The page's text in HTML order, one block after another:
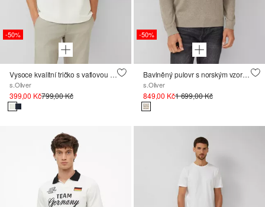
-50%
Vysoce kvalitní tričko s vaflovou strukturou v moderním střihu
s.Oliver
399,00 Kč799,00 Kč
-50%
Bavlněný pulovr s norským vzorem
s.Oliver
849,00 Kč1 699,00 Kč